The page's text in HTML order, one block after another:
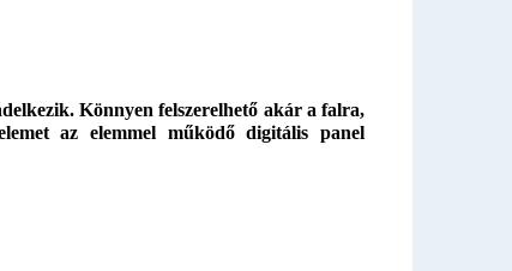
Könnyen felszerelhető akár a falra,
az elemmel működő digitális panel